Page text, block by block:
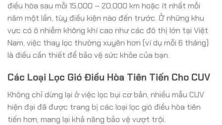
điều hòa sau mỗi 15.000 – 20.000 km hoặc ít nhất mỗi
năm một lần, tùy điều kiện nào đến trước. Ở những khu
vực có ô nhiễm không khí cao như các đô thị lớn tại Việt
Nam, việc thay lọc thường xuyên hơn (ví dụ mỗi 6 tháng)
là điều cần thiết để bảo vệ sức khỏe của bạn.
Các Loại Lọc Gió Điều Hòa Tiên Tiến Cho CUV
Không chỉ dừng lại ở việc lọc bụi cơ bản, nhiều mẫu CUV
hiện đại đã được trang bị các loại lọc gió điều hòa tiên
tiến hơn, mang lại khả năng bảo vệ vượt trội.